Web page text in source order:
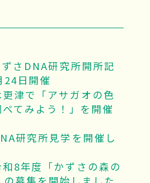
ずさDNA研究所開所記
24日開催
津で「アサガオの色
てみよう！」を開催
研究所見学を開催し
和8年度「かずさの森の